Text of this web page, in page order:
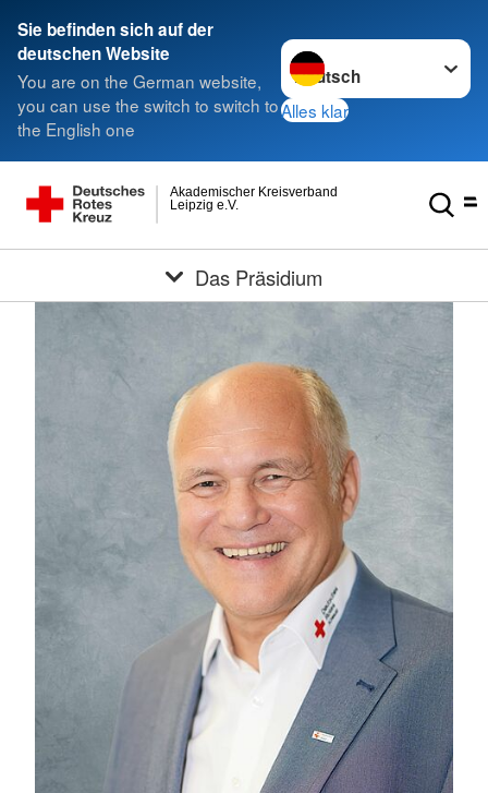
Sie befinden sich auf der
deutschen Website
You are on the German website,
you can use the switch to switch to
the English one
Sprache wechseln zu
Alles klar
Leipzig e.V.
Akademischer Kreisverband
Das Präsidium